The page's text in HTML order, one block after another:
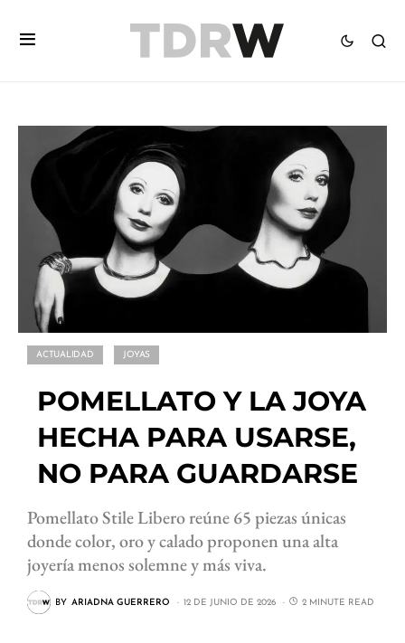
ACTUALIDAD JOYAS
POMELLATO Y LA JOYA
HECHA PARA USARSE,
NO PARA GUARDARSE
Pomellato Stile Libero reúne 65 piezas únicas
donde color, oro y calado proponen una alta
joyería menos solemne y más viva.
BY ARIADNA GUERRERO 12 DE JUNIO DE 2026 2 MINUTE READ